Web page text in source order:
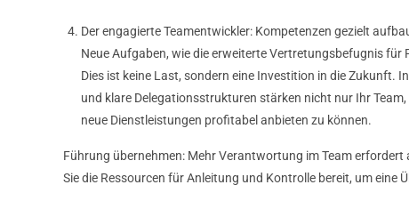
Der engagierte Teamentwickler: Kompetenzen gezielt
Neue Aufgaben, wie die erweiterte Vertretungsbefugnis für
Dies ist keine Last, sondern eine Investition in die Zukunft.
und klare Delegationsstrukturen stärken nicht nur Ihr
neue Dienstleistungen profitabel anbieten zu können.
Führung übernehmen: Mehr Verantwortung im Team
Sie die Ressourcen für Anleitung und Kontrolle bereit, um eine